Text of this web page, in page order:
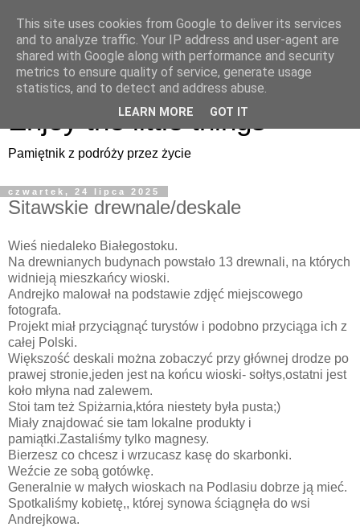
Enjoy the little things
Pamiętnik z podróży przez życie
Enjoy the little things
Pamiętnik z podróży przez życie
czwartek, 24 lipca 2025
Sitawskie drewnale/deskale
Wieś niedaleko Białegostoku.
Na drewnianych budynach powstało 13 drewnali, na których
widnieją mieszkańcy wioski.
Andrejko malował na podstawie zdjęć miejscowego
fotografa.
Projekt miał przyciągnąć turystów i podobno przyciąga ich z
całej Polski.
Większość deskali można zobaczyć przy głównej drodze po
prawej stronie,jeden jest na końcu wioski- sołtys,ostatni jest
koło młyna nad zalewem.
Stoi tam też Spiżarnia,która niestety była pusta;)
Miały znajdować sie tam lokalne produkty i
pamiątki.Zastaliśmy tylko magnesy.
Bierzesz co chcesz i wrzucasz kasę do skarbonki.
Weźcie ze sobą gotówkę.
Generalnie w małych wioskach na Podlasiu dobrze ją mieć.
Spotkaliśmy kobietę,, której synowa ściągnęła do wsi
Andrejkowa.
This site uses cookies from Google to deliver its services
and to analyze traffic. Your IP address and user-agent are
shared with Google along with performance and security
metrics to ensure quality of service, generate usage
statistics, and to detect and address abuse.
LEARN MORE GOT IT